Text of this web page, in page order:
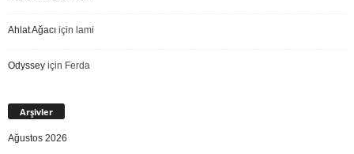
Ahlat Ağacı için lami
Odyssey için Ferda
Arşivler
Ağustos 2026